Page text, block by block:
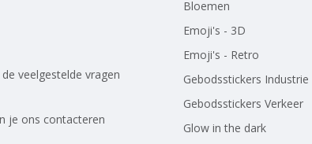
de veelgestelde vragen
je ons contacteren
Bloemen
Emoji's - 3D
Emoji's - Retro
Gebodsstickers Industrie
Gebodsstickers Verkeer
Glow in the dark